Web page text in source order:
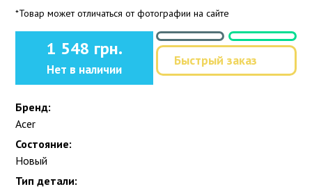
*Товар может отличаться от фотографии на сайте
1 548 грн.
Нет в наличии
Быстрый заказ
Бренд:
Acer
Состояние:
Новый
Тип детали: